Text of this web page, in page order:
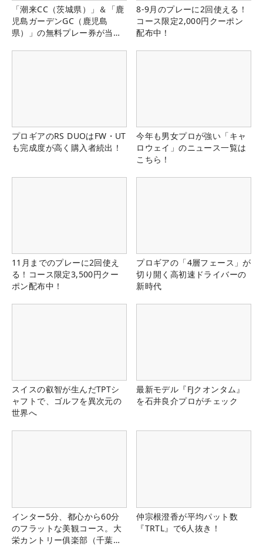
「潮来CC（茨城県）」＆「鹿
児島ガーデンGC（鹿児島
県）」の無料プレー券が当た
8-9月のプレーに2回使える！
コース限定2,000円クーポン
配布中！
プロギアのRS DUOはFW・UT
も完成度が高く購入者続出！
今年も男女プロが強い「キャ
ロウェイ」のニュース一覧は
こちら！
11月までのプレーに2回使え
る！コース限定3,500円クー
ポン配布中！
プロギアの「4層フェース」が
切り開く高初速ドライバーの
新時代
スイスの叡智が生んだTPTシ
ャフトで、ゴルフを異次元の
世界へ
最新モデル『FJクオンタム』
を石井良介プロがチェック
インター5分、都心から60分
のフラットな美観コース。大
栄カントリー俱楽部（千葉
仲宗根澄香が平均パット数
『TRTL』で6人抜き！